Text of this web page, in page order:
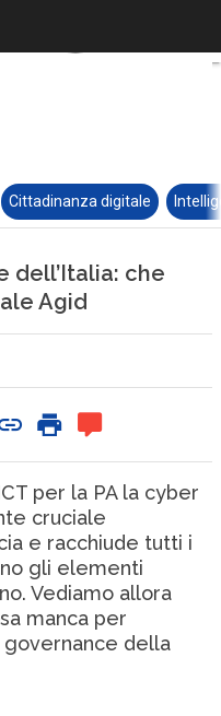
Cittadinanza digitale
dell’Italia: che
Agid
per la PA la cyber
cruciale
e racchiude tutti i
gli elementi
Vediamo allora
manca per
della